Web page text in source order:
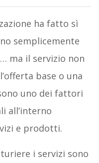
ha fatto sì
semplicemente
ma il servizio non
base o una
uno dei fattori
all’interno
e prodotti.
i servizi sono